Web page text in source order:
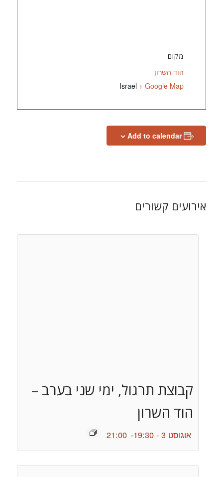
מקום
הוד השרון
Israel + Google Map
Add to calendar
אירועים קשורים
קבוצת תרגול, ימי שני בערב –
הוד השרון
אוגוסט 3 - 19:30 -
21:00